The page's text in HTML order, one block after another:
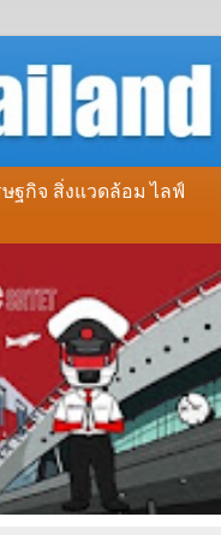
ฐกิจ สิ่งแวดล้อม ไลฟ์